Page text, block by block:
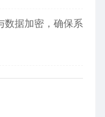
数据加密，确保系